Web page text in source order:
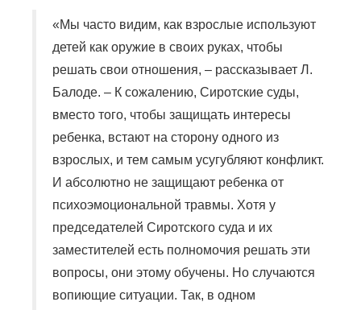
«Мы часто видим, как взрослые используют
детей как оружие в своих руках, чтобы
решать свои отношения, – рассказывает Л.
Балоде. – К сожалению, Сиротские суды,
вместо того, чтобы защищать интересы
ребенка, встают на сторону одного из
взрослых, и тем самым усугубляют конфликт.
И абсолютно не защищают ребенка от
психоэмоциональной травмы. Хотя у
председателей Сиротского суда и их
заместителей есть полномочия решать эти
вопросы, они этому обучены. Но случаются
вопиющие ситуации. Так, в одном